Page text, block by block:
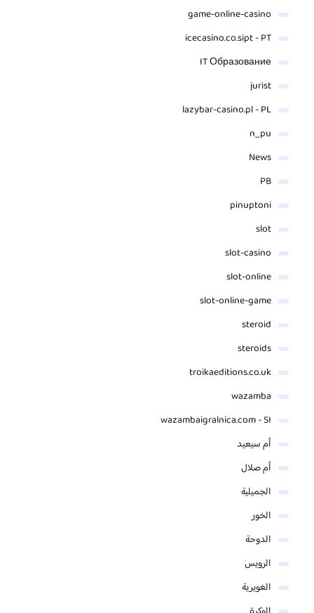
game-online-casino
icecasino.co.sipt - PT
IT Образование
jurist
lazybar-casino.pl - PL
n_pu
News
PB
pinuptoni
slot
slot-casino
slot-online
slot-online-game
steroid
steroids
troikaeditions.co.uk
wazamba
wazambaigralnica.com - SI
أم سيعيد
أم صلال
الجميلية
الخور
الدوحة
الرويس
الغويرية